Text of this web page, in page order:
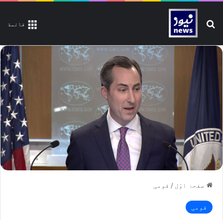
قائمة تلاش کیجیے
صفحۂ اوّل / قومی
قومی